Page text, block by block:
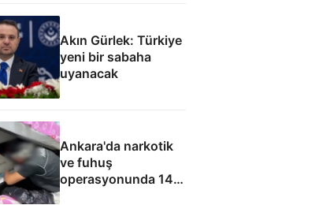
Akın Gürlek: Türkiye
yeni bir sabaha
uyanacak
Ankara'da narkotik
ve fuhuş
operasyonunda 14
gözaltı